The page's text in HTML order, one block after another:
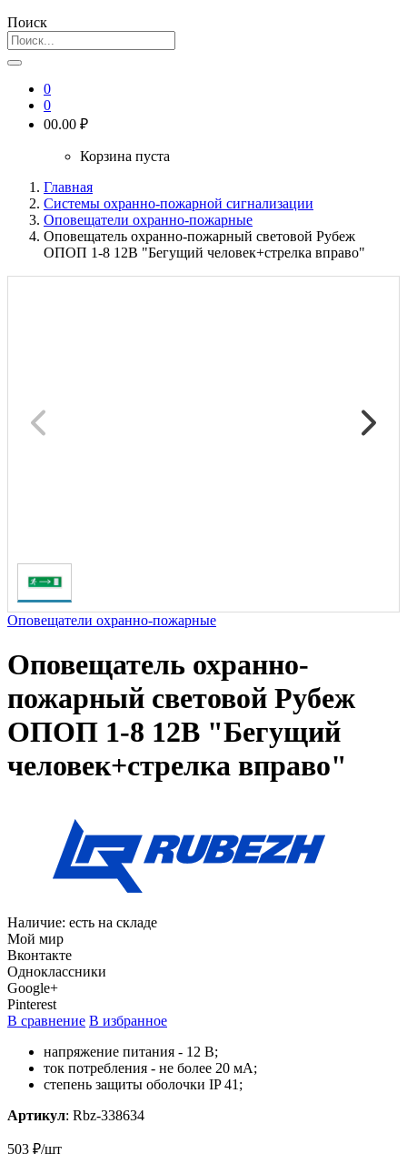
Поиск
0
0
00.00 ₽
Корзина пуста
Главная
Системы охранно-пожарной сигнализации
Оповещатели охранно-пожарные
Оповещатель охранно-пожарный световой Рубеж
ОПОП 1-8 12В "Бегущий человек+стрелка вправо"
Оповещатели охранно-пожарные
Оповещатель охранно-
пожарный световой Рубеж
ОПОП 1-8 12В "Бегущий
человек+стрелка вправо"
Наличие: есть на складе
Мой мир
Вконтакте
Одноклассники
Google+
Pinterest
В сравнение В избранное
напряжение питания - 12 В;
ток потребления - не более 20 мА;
степень защиты оболочки IP 41;
Артикул: Rbz-338634
503 ₽/шт